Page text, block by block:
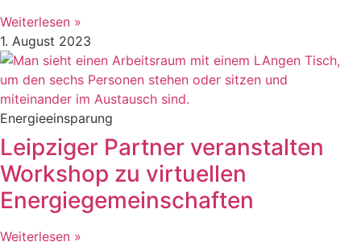
Weiterlesen »
1. August 2023
Energieeinsparung
Leipziger Partner veranstalten
Workshop zu virtuellen
Energiegemeinschaften
Weiterlesen »